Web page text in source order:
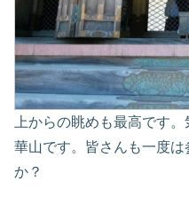
上からの眺めも最高です
華山です。皆さんも一度
か？